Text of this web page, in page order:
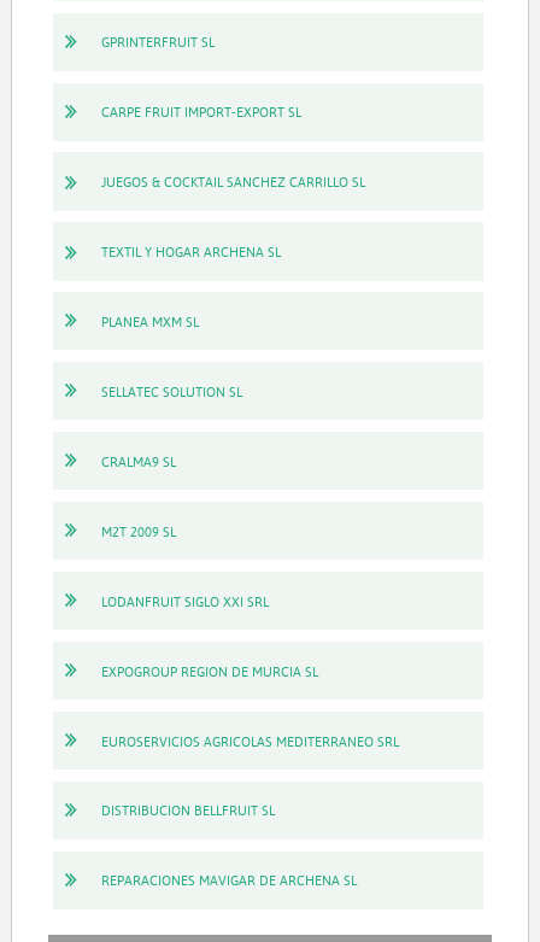
GPRINTERFRUIT SL
CARPE FRUIT IMPORT-EXPORT SL
JUEGOS & COCKTAIL SANCHEZ CARRILLO SL
TEXTIL Y HOGAR ARCHENA SL
PLANEA MXM SL
SELLATEC SOLUTION SL
CRALMA9 SL
M2T 2009 SL
LODANFRUIT SIGLO XXI SRL
EXPOGROUP REGION DE MURCIA SL
EUROSERVICIOS AGRICOLAS MEDITERRANEO SRL
DISTRIBUCION BELLFRUIT SL
REPARACIONES MAVIGAR DE ARCHENA SL